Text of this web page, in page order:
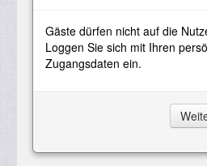
Deutsch ‎(de)‎
Gäste dürfen nicht auf die
Loggen Sie sich mit Ihren
Zugangsdaten ein.